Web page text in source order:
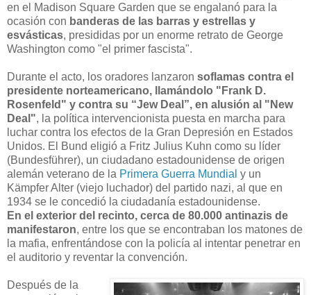
en el Madison Square Garden que se engalanó para la
ocasión con banderas de las barras y estrellas y
esvásticas, presididas por un enorme retrato de George
Washington como "el primer fascista".
Durante el acto, los oradores lanzaron soflamas contra el
presidente norteamericano, llamándolo "Frank D.
Rosenfeld" y contra su “Jew Deal”, en alusión al "New
Deal", la política intervencionista puesta en marcha para
luchar contra los efectos de la Gran Depresión en Estados
Unidos. El Bund eligió a Fritz Julius Kuhn como su líder
(Bundesführer), un ciudadano estadounidense de origen
alemán veterano de la Primera Guerra Mundial y un
Kämpfer Alter (viejo luchador) del partido nazi, al que en
1934 se le concedió la ciudadanía estadounidense.
En el exterior del recinto, cerca de 80.000 antinazis de
manifestaron, entre los que se encontraban los matones de
la mafia, enfrentándose con la policía al intentar penetrar en
el auditorio y reventar la convención.
Después de la